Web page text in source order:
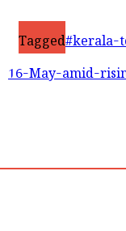
Tagged
16-May-amid-